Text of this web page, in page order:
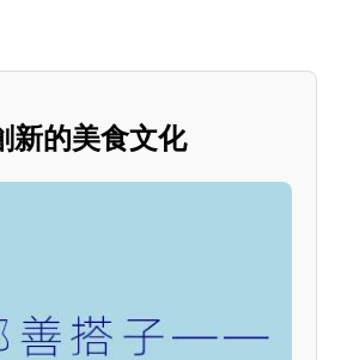
的美食文化